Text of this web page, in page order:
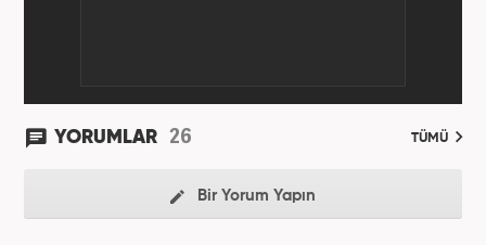
YORUMLAR 26 TÜMÜ
Bir Yorum Yapın